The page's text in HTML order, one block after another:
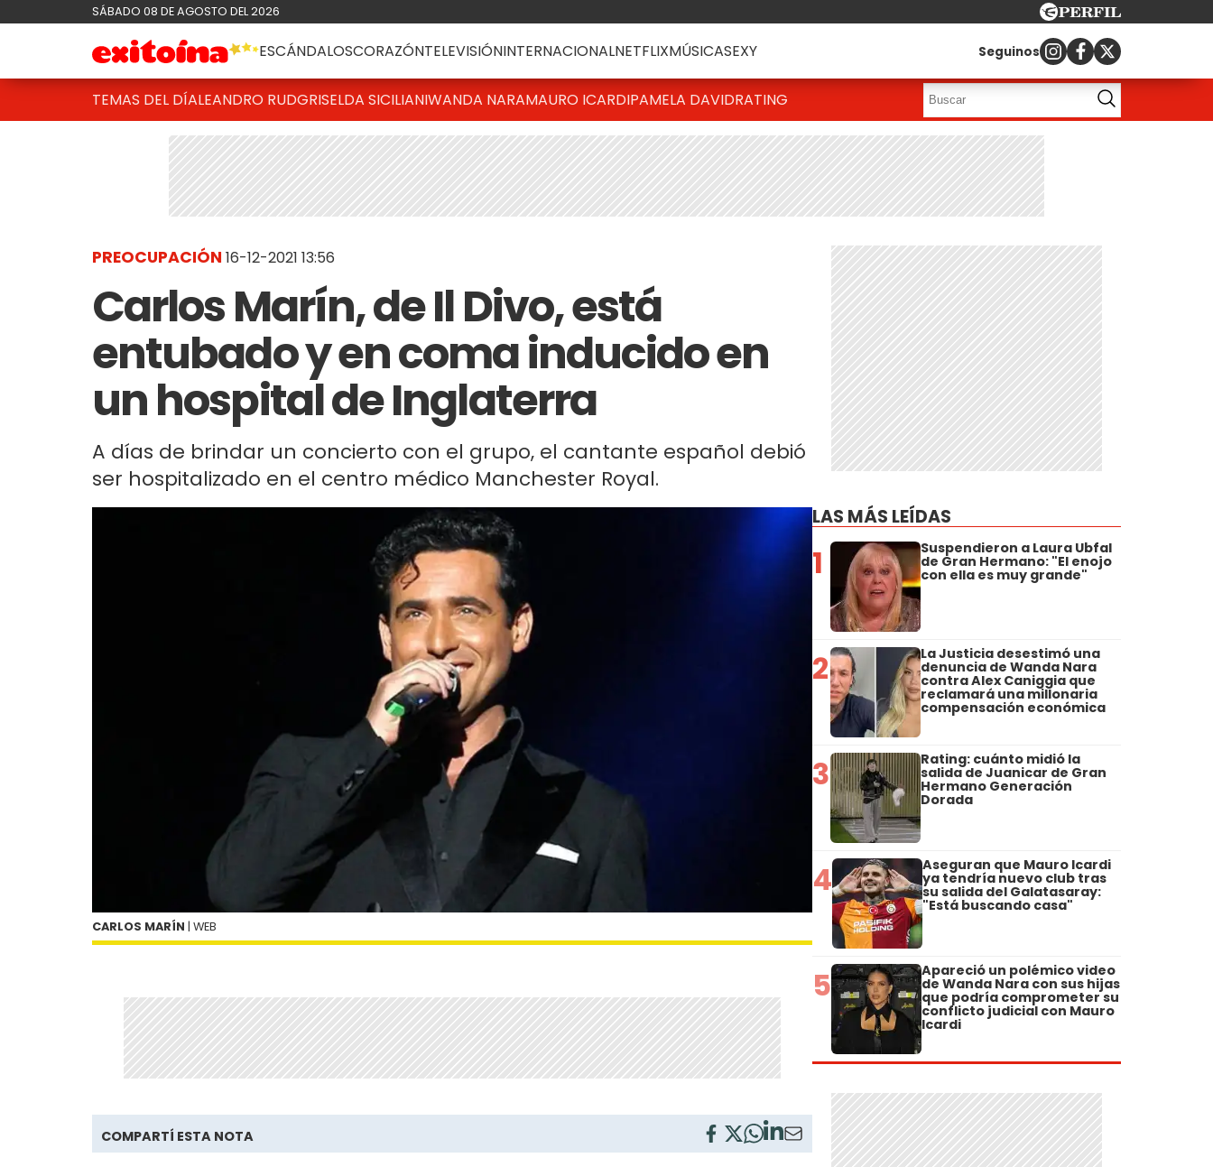
SÁBADO 08 DE AGOSTO DEL 2026
ESCÁNDALOSCORAZÓNTELEVISIÓNINTERNACIONALNETFLIXMÚSICASEXY Seguinos
TEMAS DEL DÍALEANDRO RUDGRISELDA SICILIANIWANDA NARAMAURO ICARDIPAMELA DAVIDRATING
PREOCUPACIÓN 16-12-2021 13:56
Carlos Marín, de Il Divo, está
entubado y en coma inducido en
un hospital de Inglaterra
A días de brindar un concierto con el grupo, el cantante español debió
ser hospitalizado en el centro médico Manchester Royal.
CARLOS MARÍN | WEB
COMPARTÍ ESTA NOTA
LAS MÁS LEÍDAS
1 Suspendieron a Laura Ubfal
de Gran Hermano: "El enojo
con ella es muy grande"
2 La Justicia desestimó una
denuncia de Wanda Nara
contra Alex Caniggia que
reclamará una millonaria
compensación económica
3 Rating: cuánto midió la
salida de Juanicar de Gran
Hermano Generación
Dorada
4 Aseguran que Mauro Icardi
ya tendría nuevo club tras
su salida del Galatasaray:
"Está buscando casa"
5 Apareció un polémico video
de Wanda Nara con sus hijas
que podría comprometer su
conflicto judicial con Mauro
Icardi